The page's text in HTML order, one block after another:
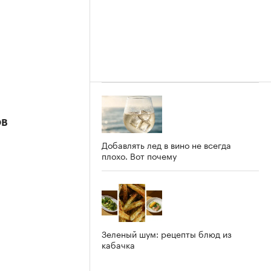
Добавлять лед в вино не всегда
плохо. Вот почему
Зеленый шум: рецепты блюд из
кабачка